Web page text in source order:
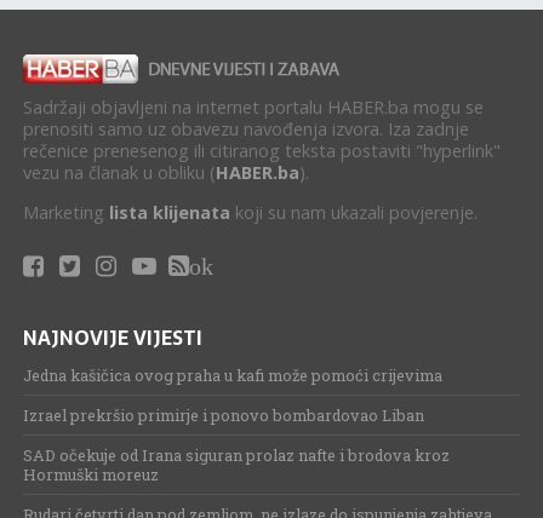
Sadržaji objavljeni na internet portalu HABER.ba mogu se
prenositi samo uz obavezu navođenja izvora. Iza zadnje
rečenice prenesenog ili citiranog teksta postaviti "hyperlink"
vezu na članak u obliku (HABER.ba).
Marketing lista klijenata koji su nam ukazali povjerenje.
ok
NAJNOVIJE VIJESTI
Jedna kašičica ovog praha u kafi može pomoći crijevima
Izrael prekršio primirje i ponovo bombardovao Liban
SAD očekuje od Irana siguran prolaz nafte i brodova kroz
Hormuški moreuz
Rudari četvrti dan pod zemljom, ne izlaze do ispunjenja zahtjeva